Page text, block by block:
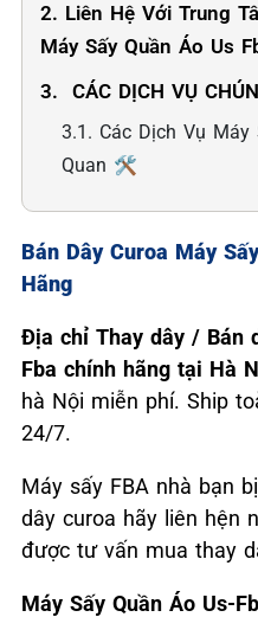
2. Liên Hệ Với Trung
Máy Sấy Quần Áo Us
3. ️ CÁC DỊCH VỤ
3.1. Các Dịch Vụ Máy
Quan 🛠️
Bán Dây Curoa Máy
Hãng
Địa chỉ Thay dây / Bán
Fba chính hãng tại Hà
hà Nội miễn phí. Ship
24/7.
Máy sấy FBA nhà bạn
dây curoa hãy liên hện
được tư vấn mua thay
Máy Sấy Quần Áo Us-